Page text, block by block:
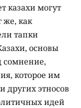
казахи могут
же, как
тапки
основы
сомнение,
которое им
других этносов
идей